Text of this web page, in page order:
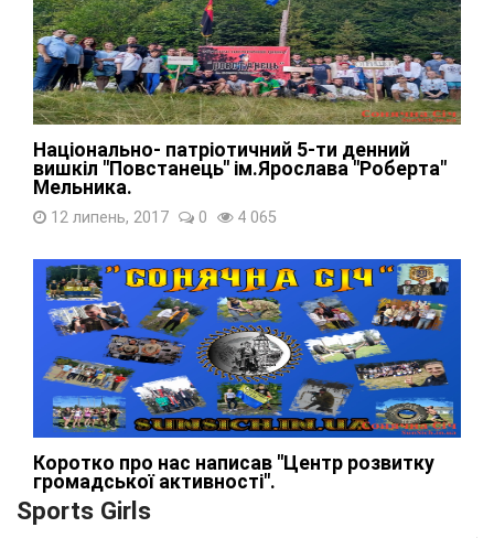
Національно- патріотичний 5-ти денний
вишкіл "Повстанець" ім.Ярослава "Роберта"
Мельника.
12 липень, 2017 0 4 065
Коротко про нас написав "Центр розвитку
громадської активності".
19 лютий, 2021
Sports Girls